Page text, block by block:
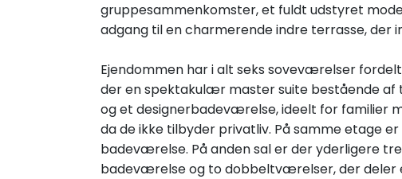
gruppesammenkomster, et fuldt udstyret
adgang til en charmerende indre terrasse, der
Ejendommen har i alt seks soveværelser
der en spektakulær master suite bestående
og et designerbadeværelse, ideelt for familier
da de ikke tilbyder privatliv. På samme etage
badeværelse. På anden sal er der yderligere
badeværelse og to dobbeltværelser, der